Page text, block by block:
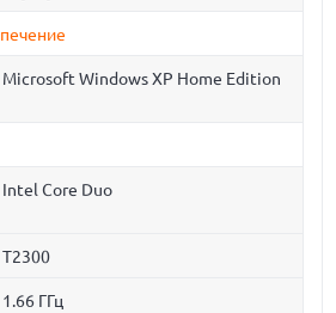
Microsoft Windows XP Home Edition
Intel Core Duo
T2300
1.66 ГГц